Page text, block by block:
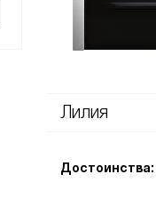
Лилия
Достоинства: